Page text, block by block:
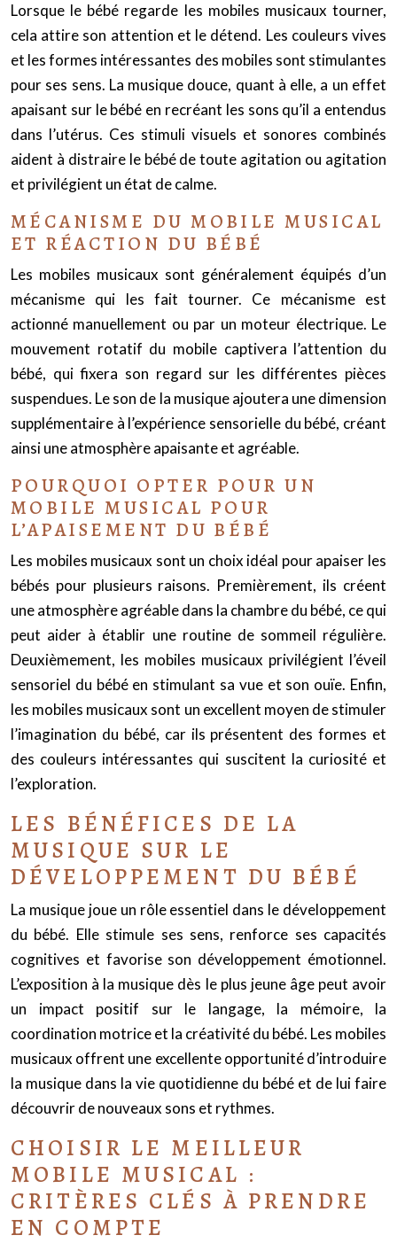
Lorsque le bébé regarde les mobiles musicaux tourner,
cela attire son attention et le détend. Les couleurs vives
et les formes intéressantes des mobiles sont stimulantes
pour ses sens. La musique douce, quant à elle, a un effet
apaisant sur le bébé en recréant les sons qu’il a entendus
dans l’utérus. Ces stimuli visuels et sonores combinés
aident à distraire le bébé de toute agitation ou agitation
et privilégient un état de calme.
MÉCANISME DU MOBILE MUSICAL
ET RÉACTION DU BÉBÉ
Les mobiles musicaux sont généralement équipés d’un
mécanisme qui les fait tourner. Ce mécanisme est
actionné manuellement ou par un moteur électrique. Le
mouvement rotatif du mobile captivera l’attention du
bébé, qui fixera son regard sur les différentes pièces
suspendues. Le son de la musique ajoutera une dimension
supplémentaire à l’expérience sensorielle du bébé, créant
ainsi une atmosphère apaisante et agréable.
POURQUOI OPTER POUR UN
MOBILE MUSICAL POUR
L’APAISEMENT DU BÉBÉ
Les mobiles musicaux sont un choix idéal pour apaiser les
bébés pour plusieurs raisons. Premièrement, ils créent
une atmosphère agréable dans la chambre du bébé, ce qui
peut aider à établir une routine de sommeil régulière.
Deuxièmement, les mobiles musicaux privilégient l’éveil
sensoriel du bébé en stimulant sa vue et son ouïe. Enfin,
les mobiles musicaux sont un excellent moyen de stimuler
l’imagination du bébé, car ils présentent des formes et
des couleurs intéressantes qui suscitent la curiosité et
l’exploration.
LES BÉNÉFICES DE LA
MUSIQUE SUR LE
DÉVELOPPEMENT DU BÉBÉ
La musique joue un rôle essentiel dans le développement
du bébé. Elle stimule ses sens, renforce ses capacités
cognitives et favorise son développement émotionnel.
L’exposition à la musique dès le plus jeune âge peut avoir
un impact positif sur le langage, la mémoire, la
coordination motrice et la créativité du bébé. Les mobiles
musicaux offrent une excellente opportunité d’introduire
la musique dans la vie quotidienne du bébé et de lui faire
découvrir de nouveaux sons et rythmes.
CHOISIR LE MEILLEUR
MOBILE MUSICAL :
CRITÈRES CLÉS À PRENDRE
EN COMPTE